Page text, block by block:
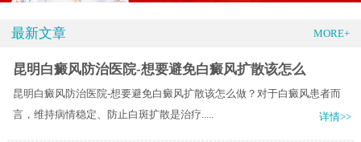
最新文章 MORE+
昆明白癜风防治医院-想要避免白癜风扩散该怎么
昆明白癜风防治医院-想要避免白癜风扩散该怎么做？对于白癜风患者而
言，维持病情稳定、防止白斑扩散是治疗.....
详情>>